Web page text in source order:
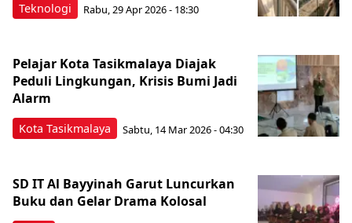
Teknologi Rabu, 29 Apr 2026 - 18:30
Kota Tasikmalaya
Pelajar Kota Tasikmalaya Diajak
Peduli Lingkungan, Krisis Bumi Jadi
Alarm
Sabtu, 14 Mar 2026 - 04:30
SD IT Al Bayyinah Garut Luncurkan
Buku dan Gelar Drama Kolosal